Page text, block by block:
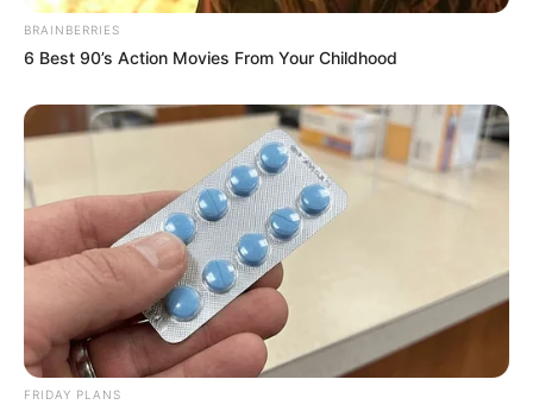
BRAINBERRIES
6 Best 90’s Action Movies From Your Childhood
FRIDAY PLANS